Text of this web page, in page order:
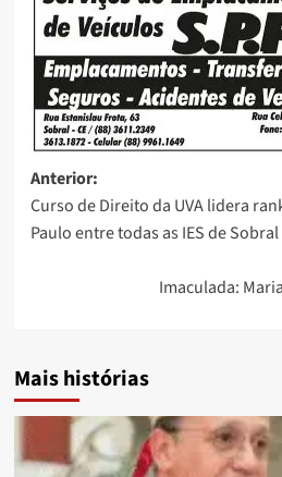
Anterior:
Curso de Direito da UVA lidera
Paulo entre todas as IES de Sobral
Imaculada:
Mais histórias